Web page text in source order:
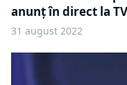
anunț în direct la
31 august 2022